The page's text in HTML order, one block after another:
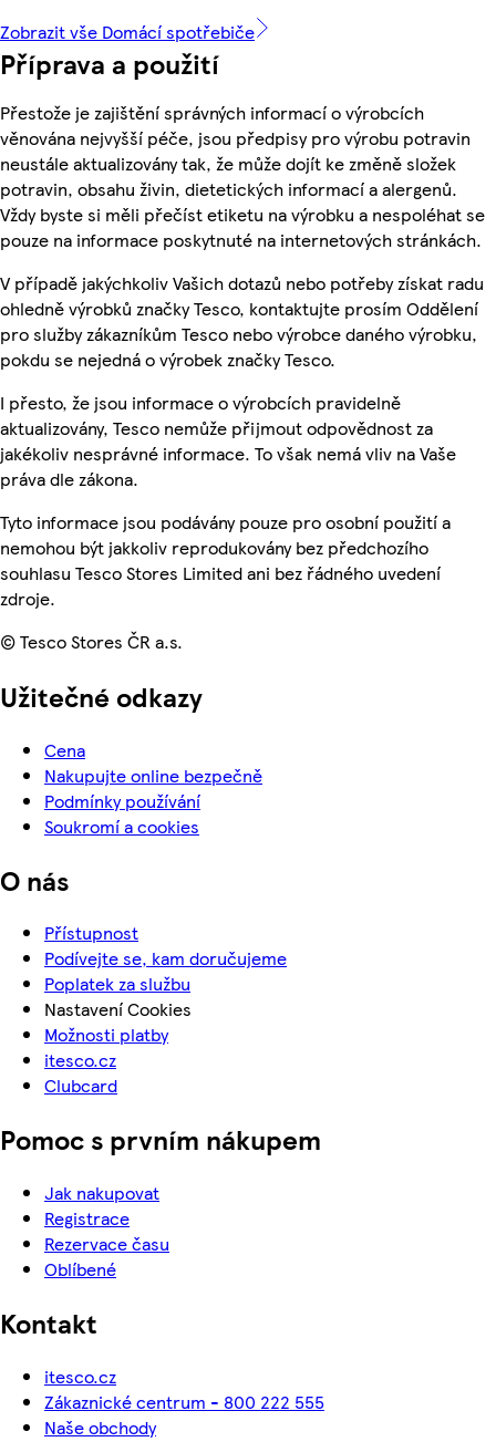
Zobrazit vše Domácí spotřebiče
Příprava a použití
Přestože je zajištění správných informací o výrobcích
věnována nejvyšší péče, jsou předpisy pro výrobu potravin
neustále aktualizovány tak, že může dojít ke změně složek
potravin, obsahu živin, dietetických informací a alergenů.
Vždy byste si měli přečíst etiketu na výrobku a nespoléhat se
pouze na informace poskytnuté na internetových stránkách.
V případě jakýchkoliv Vašich dotazů nebo potřeby získat radu
ohledně výrobků značky Tesco, kontaktujte prosím Oddělení
pro služby zákazníkům Tesco nebo výrobce daného výrobku,
pokdu se nejedná o výrobek značky Tesco.
I přesto, že jsou informace o výrobcích pravidelně
aktualizovány, Tesco nemůže přijmout odpovědnost za
jakékoliv nesprávné informace. To však nemá vliv na Vaše
práva dle zákona.
Tyto informace jsou podávány pouze pro osobní použití a
nemohou být jakkoliv reprodukovány bez předchozího
souhlasu Tesco Stores Limited ani bez řádného uvedení
zdroje.
© Tesco Stores ČR a.s.
Užitečné odkazy
Cena
Nakupujte online bezpečně
Podmínky používání
Soukromí a cookies
O nás
Přístupnost
Podívejte se, kam doručujeme
Poplatek za službu
Nastavení Cookies
Možnosti platby
itesco.cz
Clubcard
Pomoc s prvním nákupem
Jak nakupovat
Registrace
Rezervace času
Oblíbené
Kontakt
itesco.cz
Zákaznické centrum - 800 222 555
Naše obchody